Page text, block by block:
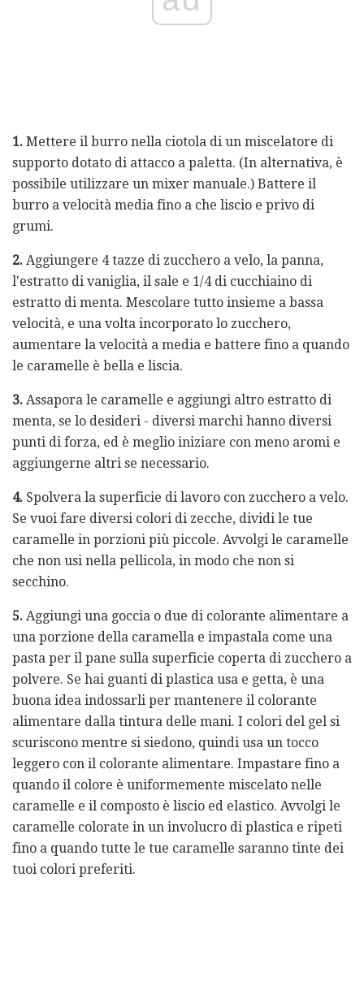
1. Mettere il burro nella ciotola di un miscelatore di
supporto dotato di attacco a paletta. (In alternativa, è
possibile utilizzare un mixer manuale.) Battere il
burro a velocità media fino a che liscio e privo di
grumi.
2. Aggiungere 4 tazze di zucchero a velo, la panna,
l'estratto di vaniglia, il sale e 1/4 di cucchiaino di
estratto di menta. Mescolare tutto insieme a bassa
velocità, e una volta incorporato lo zucchero,
aumentare la velocità a media e battere fino a quando
le caramelle è bella e liscia.
3. Assapora le caramelle e aggiungi altro estratto di
menta, se lo desideri - diversi marchi hanno diversi
punti di forza, ed è meglio iniziare con meno aromi e
aggiungerne altri se necessario.
4. Spolvera la superficie di lavoro con zucchero a velo.
Se vuoi fare diversi colori di zecche, dividi le tue
caramelle in porzioni più piccole. Avvolgi le caramelle
che non usi nella pellicola, in modo che non si
secchino.
5. Aggiungi una goccia o due di colorante alimentare a
una porzione della caramella e impastala come una
pasta per il pane sulla superficie coperta di zucchero a
polvere. Se hai guanti di plastica usa e getta, è una
buona idea indossarli per mantenere il colorante
alimentare dalla tintura delle mani. I colori del gel si
scuriscono mentre si siedono, quindi usa un tocco
leggero con il colorante alimentare. Impastare fino a
quando il colore è uniformemente miscelato nelle
caramelle e il composto è liscio ed elastico. Avvolgi le
caramelle colorate in un involucro di plastica e ripeti
fino a quando tutte le tue caramelle saranno tinte dei
tuoi colori preferiti.